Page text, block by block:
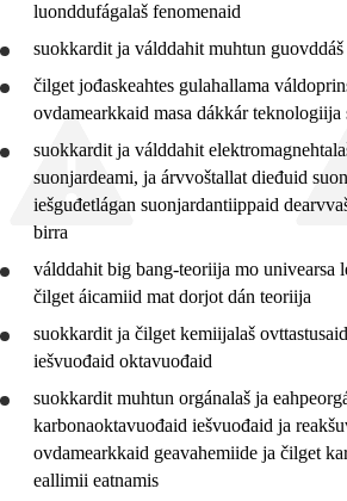
Jo1 EL
Ja1 FD
Jo1 HS
Jo1 DT
Jo1 IM
Jo1 NA
Jo1 RM
Jo1 SR
Jo3 oppalaš studerengelbbolašvuođa
luonddufágalaš fenomenaid
suokkardit ja válddahit muhtun
čilget jođaskeahtes gulahallama
ovdamearkkaid masa dákkár teknologiija
suokkardit ja válddahit
suonjardeami, ja árvvoštallat dieđuid
iešguđetlágan suonjardantiippaid
birra
válddahit big bang-teoriija mo univearsa
čilget áicamiid mat dorjot dán teoriija
suokkardit ja čilget kemiijalaš
iešvuođaid oktavuođaid
suokkardit muhtun orgánalaš ja
karbonaoktavuođaid iešvuođaid ja
ovdamearkkaid geavahemiide ja čilget
eallimii eatnamis